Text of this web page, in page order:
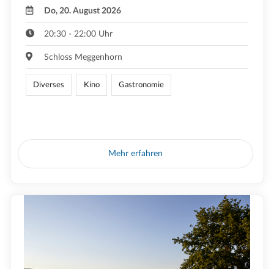
Do, 20. August 2026
20:30 - 22:00 Uhr
Schloss Meggenhorn
Diverses Kino Gastronomie
Mehr erfahren